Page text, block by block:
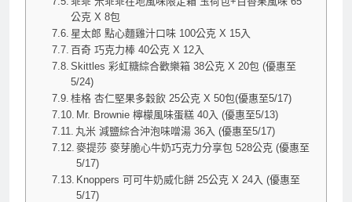
公克 X 8包
星太郎 點心麵雞汁口味 100公克 X 15入
百奇 巧克力棒 40公克 X 12入
Skittles 彩虹糖綜合歡樂箱 38公克 X 20包 (優惠至
5/24)
桂格 杏仁堅果多穀飲 25公克 X 50包(優惠至5/17)
Mr. Brownie 檸檬風味蛋糕 40入 (優惠至5/13)
丸米 減鹽綜合沖泡味噌湯 36入 (優惠至5/17)
麥提莎 麥芽脆心牛奶巧克力分享包 528公克 (優惠至
5/17)
Knoppers 可可牛奶威化餅 25公克 X 24入 (優惠至
5/17)